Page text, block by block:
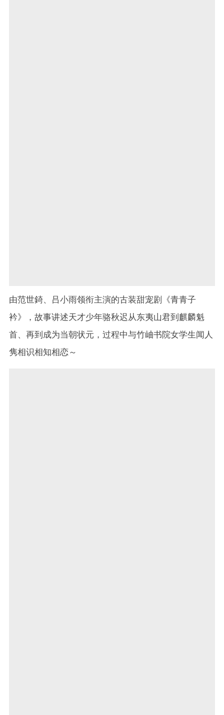
由范世錡、吕小雨领衔主演的古装甜宠剧《青青子
衿》，故事讲述天才少年骆秋迟从东夷山君到麒麟魁
首、再到成为当朝状元，过程中与竹岫书院女学生闻人
隽相识相知相恋～